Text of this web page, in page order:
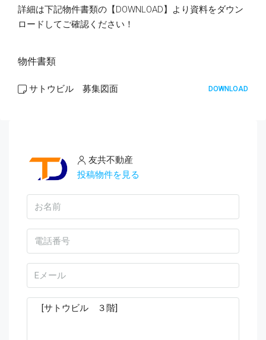
詳細は下記物件書類の【DOWNLOAD】より資料をダウン
ロードしてご確認ください！
物件書類
サトウビル 募集図面 DOWNLOAD
友共不動産
投稿物件を見る